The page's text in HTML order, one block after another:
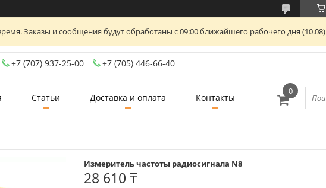
Заказы и сообщения будут обработаны с 09:00 ближайшего рабочего дня (10.08)
+7 (707) 937-25-00 +7 (705) 446-66-40
Статьи Доставка и оплата Контакты
Измеритель частоты радиосигнала N8
28 610 ₸